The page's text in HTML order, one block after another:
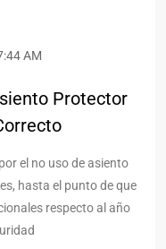
AM
Protector
el no uso de asiento
hasta el punto de que
respecto al año